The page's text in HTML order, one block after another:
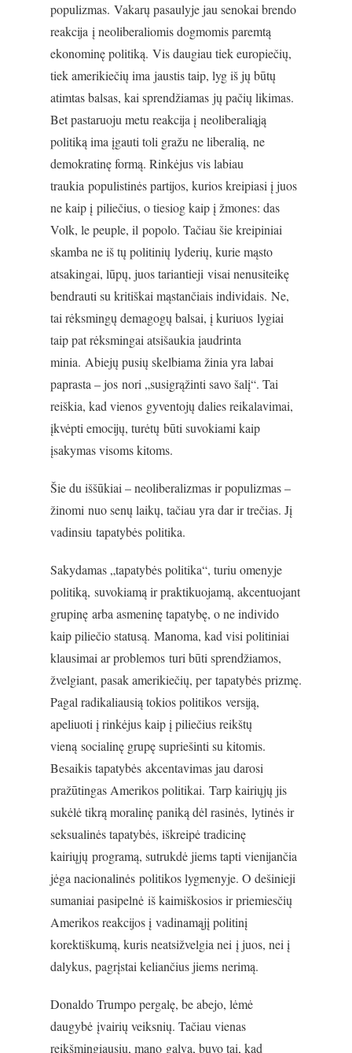
populizmas. Vakarų pasaulyje jau senokai brendo
reakcija į neoliberaliomis dogmomis paremtą
ekonominę politiką. Vis daugiau tiek europiečių,
tiek amerikiečių ima jaustis taip, lyg iš jų būtų
atimtas balsas, kai sprendžiamas jų pačių likimas.
Bet pastaruoju metu reakcija į neoliberaliąją
politiką ima įgauti toli gražu ne liberalią, ne
demokratinę formą. Rinkėjus vis labiau
traukia populistinės partijos, kurios kreipiasi į juos
ne kaip į piliečius, o tiesiog kaip į žmones: das
Volk, le peuple, il popolo. Tačiau šie kreipiniai
skamba ne iš tų politinių lyderių, kurie mąsto
atsakingai, lūpų, juos tariantieji visai nenusiteikę
bendrauti su kritiškai mąstančiais individais. Ne,
tai rėksmingų demagogų balsai, į kuriuos lygiai
taip pat rėksmingai atsišaukia įaudrinta
minia. Abiejų pusių skelbiama žinia yra labai
paprasta – jos nori „susigrąžinti savo šalį“. Tai
reiškia, kad vienos gyventojų dalies reikalavimai,
įkvėpti emocijų, turėtų būti suvokiami kaip
įsakymas visoms kitoms.
Šie du iššūkiai – neoliberalizmas ir populizmas –
žinomi nuo senų laikų, tačiau yra dar ir trečias. Jį
vadinsiu tapatybės politika.
Sakydamas „tapatybės politika“, turiu omenyje
politiką, suvokiamą ir praktikuojamą, akcentuojant
grupinę arba asmeninę tapatybę, o ne individo
kaip piliečio statusą. Manoma, kad visi politiniai
klausimai ar problemos turi būti sprendžiamos,
žvelgiant, pasak amerikiečių, per tapatybės prizmę.
Pagal radikaliausią tokios politikos versiją,
apeliuoti į rinkėjus kaip į piliečius reikštų
vieną socialinę grupę supriešinti su kitomis.
Besaikis tapatybės akcentavimas jau darosi
pražūtingas Amerikos politikai. Tarp kairiųjų jis
sukėlė tikrą moralinę paniką dėl rasinės, lytinės ir
seksualinės tapatybės, iškreipė tradicinę
kairiųjų programą, sutrukdė jiems tapti vienijančia
jėga nacionalinės politikos lygmenyje. O dešinieji
sumaniai pasipelnė iš kaimiškosios ir priemiesčių
Amerikos reakcijos į vadinamąjį politinį
korektiškumą, kuris neatsižvelgia nei į juos, nei į
dalykus, pagrįstai keliančius jiems nerimą.
Donaldo Trumpo pergalę, be abejo, lėmė
daugybė įvairių veiksnių. Tačiau vienas
reikšmingiausių, mano galva, buvo tai, kad